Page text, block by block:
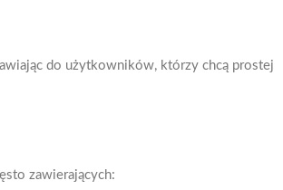
do użytkowników, którzy chcą prostej
zawierających: